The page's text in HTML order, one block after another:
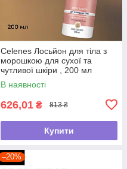
Celenes Лосьйон для тіла з
морошкою для сухої та
чутливої шкіри , 200 мл
В наявності
626,01 ₴ 813 ₴
Купити
–20%